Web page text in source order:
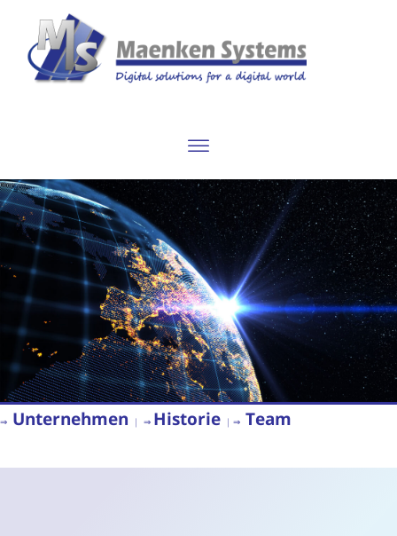
⇒ Unternehmen | ⇒ Historie | ⇒ Team